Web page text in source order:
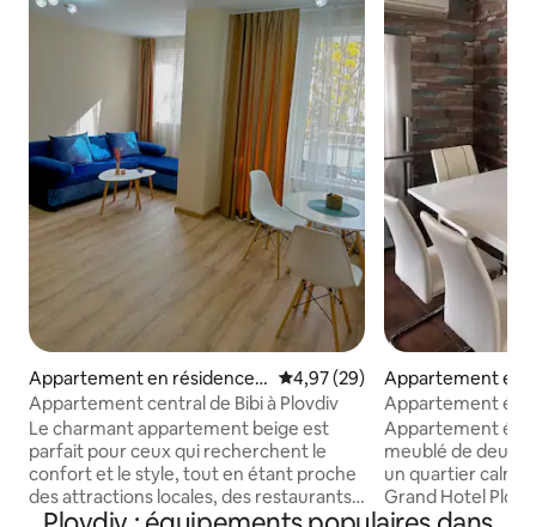
Appartement en résidence ⋅
Plovdiv
Évaluation moyenne sur la
4,97 (29)
Appartement central de Bibi à Plovdiv
Le charmant appartement beige est
parfait pour ceux qui recherchent le
confort et le style, tout en étant proche
des attractions locales, des restaurants
et des divertissements. L'espace est
Appartement en
Plovdiv
Appartement
chambres
Appartement
meublé de deux
un quartier
Grand Hotel
couples, les